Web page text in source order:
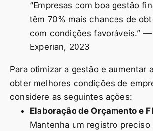
“Empresas com boa gestão
têm 70% mais chances de
com condições favoráveis.” —
Experian, 2023
Para otimizar a gestão e aumentar
obter melhores condições de
considere as seguintes ações:
Elaboração de Orçamento e
Mantenha um registro preciso